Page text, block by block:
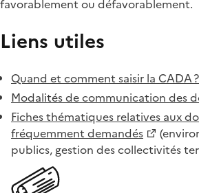
favorablement ou défavorablement.
Liens utiles
Quand et comment saisir la CADA ?
Modalités de communication des
Fiches thématiques relatives aux
fréquemment demandés
publics, gestion des collectivités